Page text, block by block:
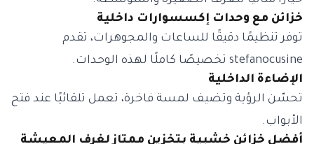
خزائن مع وحدات إكسسوارات داخلية
توفر تنظيمًا دقيقًا للساعات والمجوهرات، تقدم
stefanocusine تخصيصًا كاملًا لهذه الوحدات.
الإضاءة الداخلية
تحسّن الرؤية وتضيف لمسة فاخرة، تعمل تلقائيًا عند فتح
الأبواب.
أفضل خزائن خشبية بتخزين ممتاز لغرف المعيشة